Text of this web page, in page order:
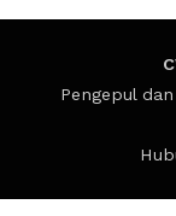
Pengepul